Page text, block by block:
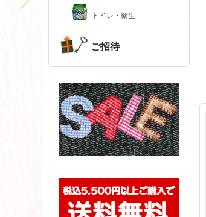
トイレ・衛生
ご招待